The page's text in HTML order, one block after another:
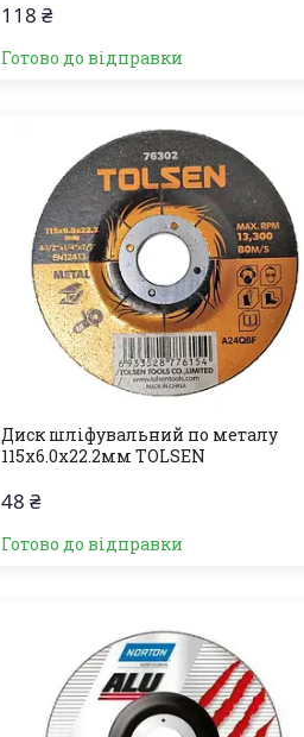
118 ₴
Готово до відправки
Диск шліфувальний по металу
115х6.0х22.2мм TOLSEN
48 ₴
Готово до відправки